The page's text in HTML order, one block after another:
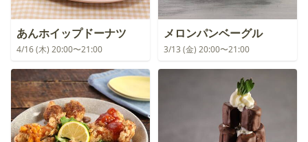
あんホイップドーナツ
4/16 (木) 20:00〜21:00
メロンパンベーグル
3/13 (金) 20:00〜21:00